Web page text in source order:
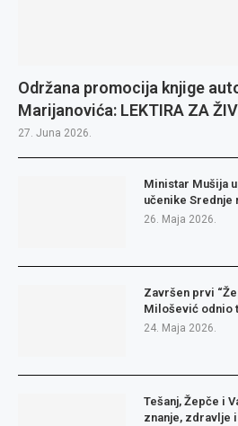
Održana promocija knjige
Marijanovića: LEKTIRA ZA
27. Juna 2026.
Ministar Mušija
učenike Srednje
26. Maja 2026.
Završen prvi
Milošević odnio
24. Maja 2026.
Tešanj, Žepče i
znanje, zdravlje